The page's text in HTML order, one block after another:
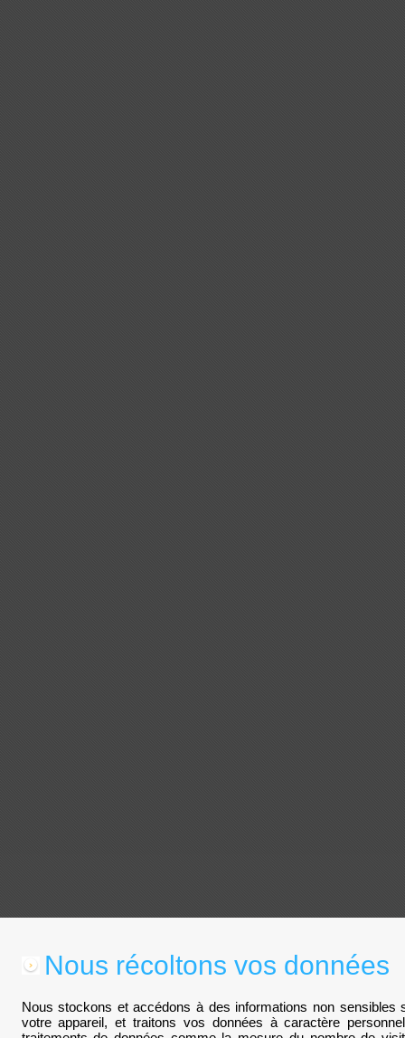
Nous récoltons vos données
Nous stockons et accédons à des informations non
votre appareil, et traitons vos données à caractère